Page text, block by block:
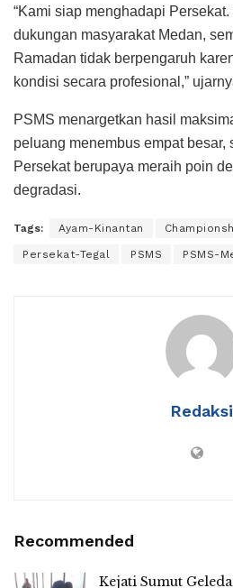
“Kami siap menghadapi
dukungan masyarakat Medan,
Ramadan tidak berpengaruh
kondisi secara profesional,”
PSMS menargetkan hasil
peluang menembus empat besar,
Persekat berupaya meraih poin
degradasi.
Tags: Ayam-Kinantan
Persekat-Tegal PSMS PSMS-
Redaksi
Recommended
Kejati Sumut